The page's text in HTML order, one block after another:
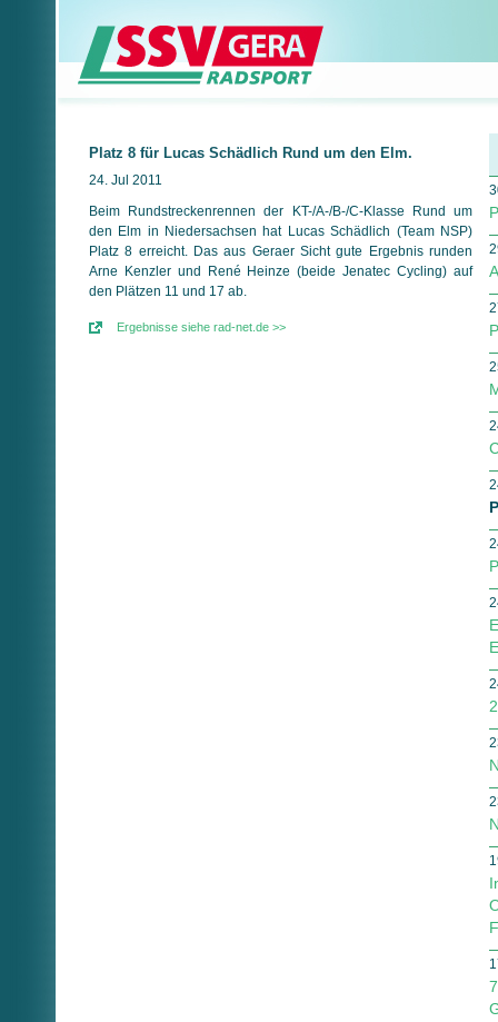
Platz 8 für Lucas Schädlich Rund um den Elm.
24. Jul 2011
Beim Rundstreckenrennen der KT-/A-/B-/C-Klasse Rund um
den Elm in Niedersachsen hat Lucas Schädlich (Team NSP)
Platz 8 erreicht. Das aus Geraer Sicht gute Ergebnis runden
Arne Kenzler und René Heinze (beide Jenatec Cycling) auf
den Plätzen 11 und 17 ab.
Ergebnisse siehe rad-net.de >>